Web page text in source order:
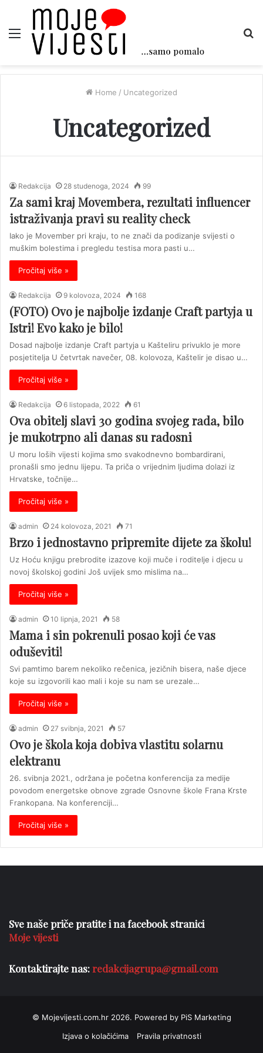
Menu
Home / Uncategorized
Uncategorized
Redakcija 28 studenoga, 2024 99
Za sami kraj Movembera, rezultati influencer
istraživanja pravi su reality check
Iako je Movember pri kraju, to ne znači da podizanje svijesti o
muškim bolestima i pregledu testisa mora pasti u…
Pročitaj više »
Redakcija 9 kolovoza, 2024 168
(FOTO) Ovo je najbolje izdanje Craft partyja u
Istri! Evo kako je bilo!
Dosad najbolje izdanje Craft partyja u Kašteliru privuklo je more
posjetitelja U četvrtak navečer, 08. kolovoza, Kaštelir je disao u…
Pročitaj više »
Redakcija 6 listopada, 2022 61
Ova obitelj slavi 30 godina svojeg rada, bilo
je mukotrpno ali danas su radosni
U moru loših vijesti kojima smo svakodnevno bombardirani,
pronašli smo jednu lijepu. Ta priča o vrijednim ljudima dolazi iz
Hrvatske, točnije…
Pročitaj više »
admin 24 kolovoza, 2021 71
Brzo i jednostavno pripremite dijete za školu!
Uz Hoću knjigu prebrodite izazove koji muče i roditelje i djecu u
novoj školskoj godini Još uvijek smo mislima na…
Pročitaj više »
admin 10 lipnja, 2021 58
Mama i sin pokrenuli posao koji će vas
oduševiti!
Svi pamtimo barem nekoliko rečenica, jezičnih bisera, naše djece
koje su izgovorili kao mali i koje su nam se urezale…
Pročitaj više »
admin 27 svibnja, 2021 57
Ovo je škola koja dobiva vlastitu solarnu
elektranu
26. svibnja 2021., održana je početna konferencija za medije
povodom energetske obnove zgrade Osnovne škole Frana Krste
Frankopana. Na konferenciji…
Pročitaj više »
Sve naše priče pratite i na facebook stranici
Moje vijesti
Kontaktirajte nas:redakcijagrupa@gmail.com
© Mojevijesti.com.hr 2026. Powered by PiS Marketing
Izjava o kolačićima
Pravila privatnosti